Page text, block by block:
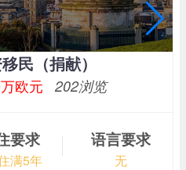
民（捐献）
欧元 202浏览
要求
满5年
语言要求
无